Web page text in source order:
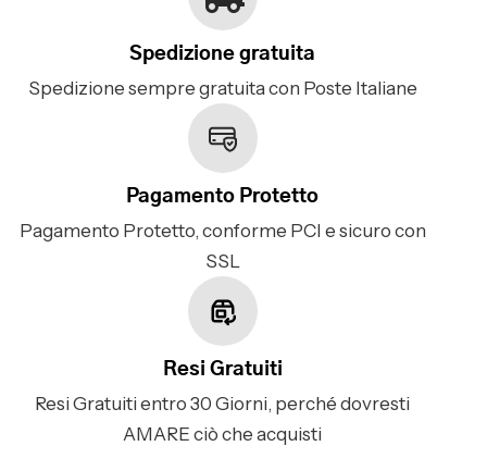
Spedizione gratuita
Spedizione sempre gratuita con Poste Italiane
Pagamento Protetto
Pagamento Protetto, conforme PCI e sicuro con
SSL
Resi Gratuiti
Resi Gratuiti entro 30 Giorni, perché dovresti
AMARE ciò che acquisti